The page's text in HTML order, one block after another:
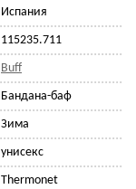
Испания
115235.711
Buff
Бандана-баф
Зима
унисекс
Thermonet